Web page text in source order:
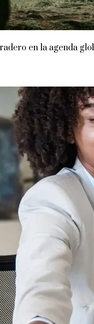
en la agenda